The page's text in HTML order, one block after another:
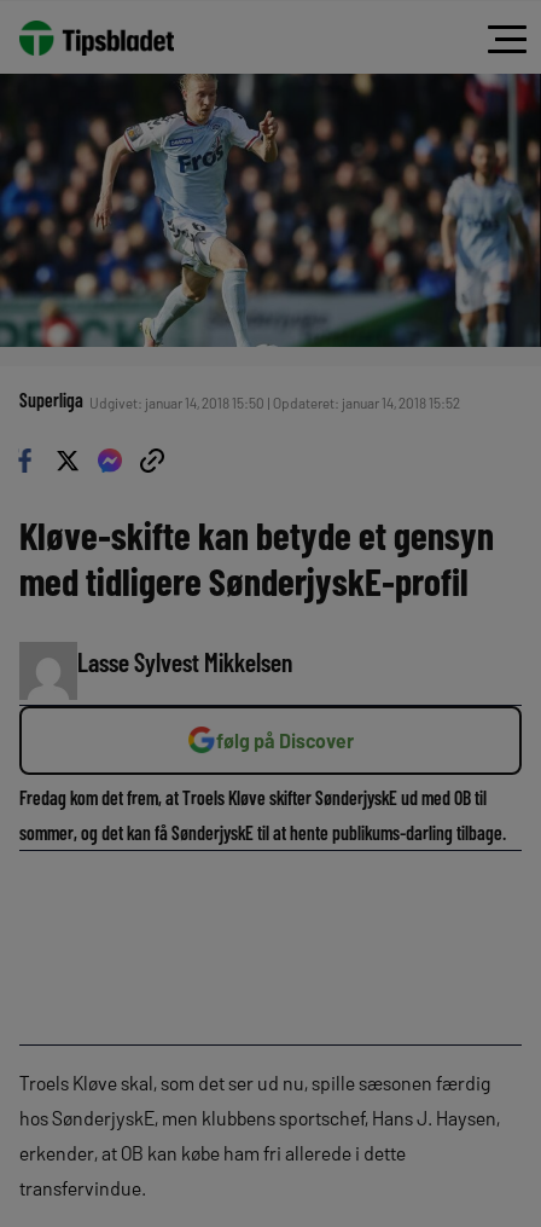
Superliga Udgivet: januar 14, 2018 15:50 | Opdateret: januar 14, 2018 15:52
Kløve-skifte kan betyde et gensyn
med tidligere SønderjyskE-profil
Lasse Sylvest Mikkelsen
følg på Discover
Fredag kom det frem, at Troels Kløve skifter SønderjyskE ud med OB til
sommer, og det kan få SønderjyskE til at hente publikums-darling tilbage.
Troels Kløve skal, som det ser ud nu, spille sæsonen færdig
hos SønderjyskE, men klubbens sportschef, Hans J. Haysen,
erkender, at OB kan købe ham fri allerede i dette
transfervindue.